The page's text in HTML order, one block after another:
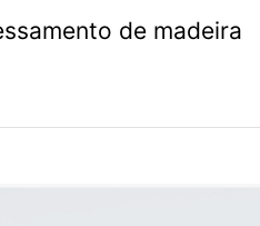
de madeira